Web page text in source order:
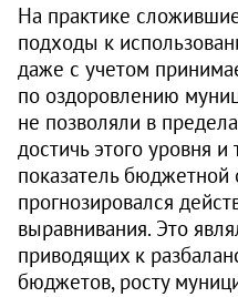
На практике
подходы к
даже с учетом
по оздоровлению
не позволяли в
достичь этого уровня
показатель бюджетной
прогнозировался
выравнивания. Это
приводящих к
бюджетов, росту